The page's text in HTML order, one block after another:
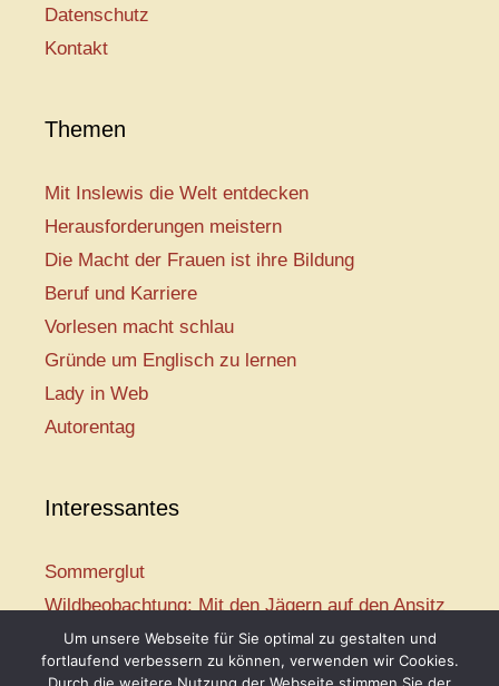
Datenschutz
Kontakt
Themen
Mit Inslewis die Welt entdecken
Herausforderungen meistern
Die Macht der Frauen ist ihre Bildung
Beruf und Karriere
Vorlesen macht schlau
Gründe um Englisch zu lernen
Lady in Web
Autorentag
Interessantes
Sommerglut
Wildbeobachtung: Mit den Jägern auf den Ansitz
Mir ist so heiß
Mission: Rettungsschwimmer
Um unsere Webseite für Sie optimal zu gestalten und
fortlaufend verbessern zu können, verwenden wir Cookies.